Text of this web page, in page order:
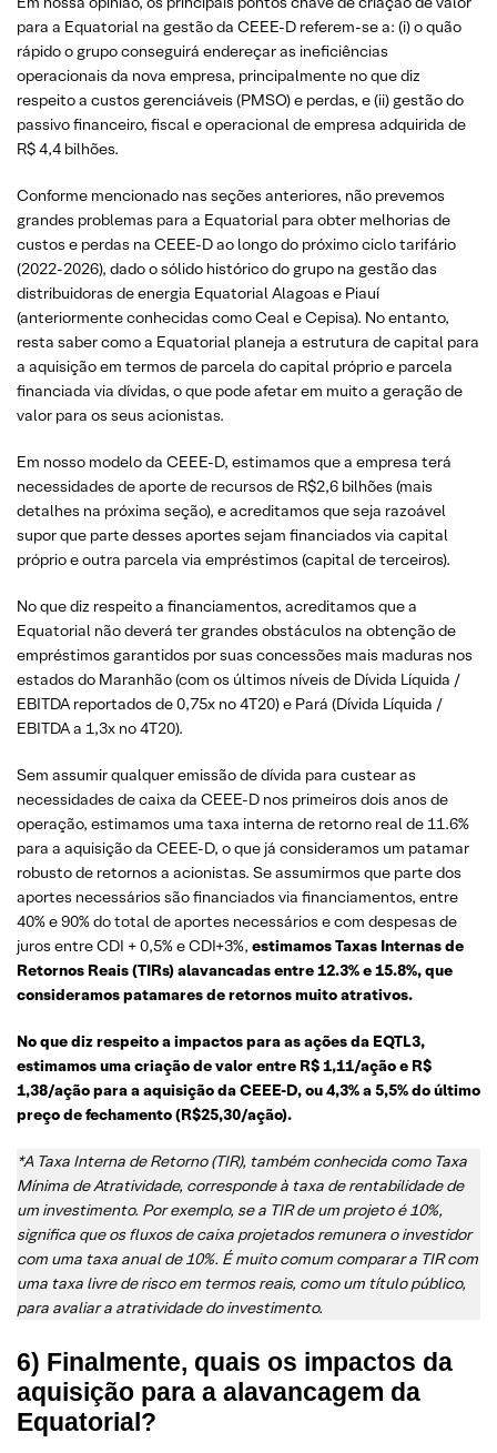
para a Equatorial na gestão da CEEE-D referem-se a: (i) o quão
rápido o grupo conseguirá endereçar as ineficiências
operacionais da nova empresa, principalmente no que diz
respeito a custos gerenciáveis (PMSO) e perdas, e (ii) gestão do
passivo financeiro, fiscal e operacional de empresa adquirida de
R$ 4,4 bilhões.
Conforme mencionado nas seções anteriores, não prevemos
grandes problemas para a Equatorial para obter melhorias de
custos e perdas na CEEE-D ao longo do próximo ciclo tarifário
(2022-2026), dado o sólido histórico do grupo na gestão das
distribuidoras de energia Equatorial Alagoas e Piauí
(anteriormente conhecidas como Ceal e Cepisa). No entanto,
resta saber como a Equatorial planeja a estrutura de capital para
a aquisição em termos de parcela do capital próprio e parcela
financiada via dívidas, o que pode afetar em muito a geração de
valor para os seus acionistas.
Em nosso modelo da CEEE-D, estimamos que a empresa terá
necessidades de aporte de recursos de R$2,6 bilhões (mais
detalhes na próxima seção), e acreditamos que seja razoável
supor que parte desses aportes sejam financiados via capital
próprio e outra parcela via empréstimos (capital de terceiros).
No que diz respeito a financiamentos, acreditamos que a
Equatorial não deverá ter grandes obstáculos na obtenção de
empréstimos garantidos por suas concessões mais maduras nos
estados do Maranhão (com os últimos níveis de Dívida Líquida /
EBITDA reportados de 0,75x no 4T20) e Pará (Dívida Líquida /
EBITDA a 1,3x no 4T20).
Sem assumir qualquer emissão de dívida para custear as
necessidades de caixa da CEEE-D nos primeiros dois anos de
operação, estimamos uma taxa interna de retorno real de 11.6%
para a aquisição da CEEE-D, o que já consideramos um patamar
robusto de retornos a acionistas. Se assumirmos que parte dos
aportes necessários são financiados via financiamentos, entre
40% e 90% do total de aportes necessários e com despesas de
juros entre CDI + 0,5% e CDI+3%, estimamos Taxas Internas de
Retornos Reais (TIRs) alavancadas entre 12.3% e 15.8%, que
consideramos patamares de retornos muito atrativos.
No que diz respeito a impactos para as ações da EQTL3,
estimamos uma criação de valor entre R$ 1,11/ação e R$
1,38/ação para a aquisição da CEEE-D, ou 4,3% a 5,5% do último
preço de fechamento (R$25,30/ação).
*A Taxa Interna de Retorno (TIR), também conhecida como Taxa
Mínima de Atratividade, corresponde à taxa de rentabilidade de
um investimento. Por exemplo, se a TIR de um projeto é 10%,
significa que os fluxos de caixa projetados remunera o investidor
com uma taxa anual de 10%. É muito comum comparar a TIR com
uma taxa livre de risco em termos reais, como um título público,
para avaliar a atratividade do investimento.
6) Finalmente, quais os impactos da
aquisição para a alavancagem da
Equatorial?